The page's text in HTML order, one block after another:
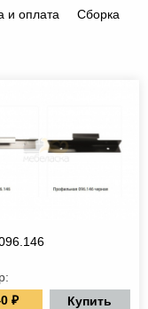
и оплата Сборка
₽
Купить